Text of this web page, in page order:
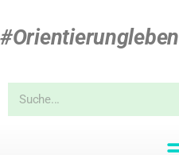
#Orientierungleben